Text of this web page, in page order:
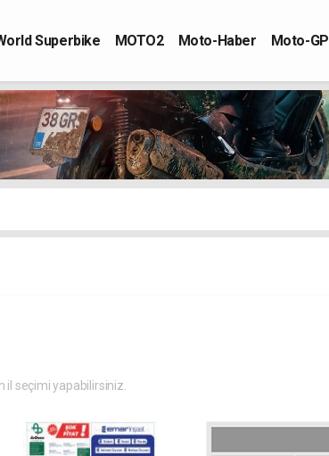
Superbike MOTO2 Moto-Haber Moto-GP
il seçimi yapabilirsiniz.